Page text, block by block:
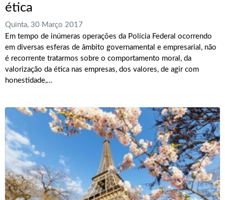
ética
Quinta, 30 Março 2017
Em tempo de inúmeras operações da Polícia Federal ocorrendo
em diversas esferas de âmbito governamental e empresarial, não
é recorrente tratarmos sobre o comportamento moral, da
valorização da ética nas empresas, dos valores, de agir com
honestidade,...